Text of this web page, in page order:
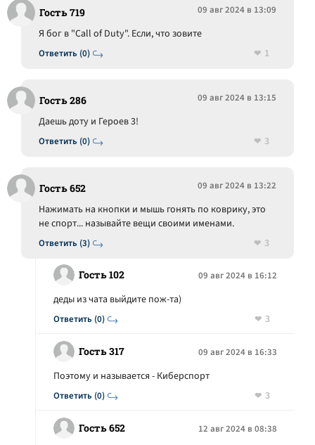
Гость 719 09 авг 2024 в 13:09
Ответить (0)
Я бог в "Call of Duty". Если, что зовите
1
Гость 286 09 авг 2024 в 13:15
Ответить (0)
Даешь доту и Героев 3!
3
Гость 652 09 авг 2024 в 13:22
Ответить (3)
Нажимать на кнопки и мышь гонять по коврику, это
не спорт... называйте вещи своими именами.
3
Гость 102 09 авг 2024 в 16:12
Ответить (0)
деды из чата выйдите пож-та)
3
Гость 317 09 авг 2024 в 16:33
Ответить (0)
Поэтому и называется - Киберспорт
3
Гость 652 12 авг 2024 в 08:38